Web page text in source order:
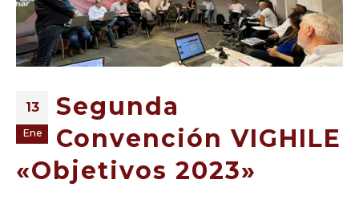
13
Ene
Segunda
Convención VIGHILE
«Objetivos 2023»